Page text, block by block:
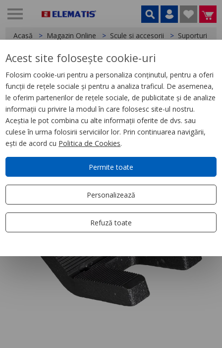
Acasă Magazin Online Scule si accesorii Suporturi și
< Suporturi și bancuri de lucru
Fălci din neopren pentru
suportul pentru țevi
MILWAUKEE®
Acest site folosește cookie-uri
Folosim cookie-uri pentru a personaliza conținutul, pentru a oferi
funcții de rețele sociale și pentru a analiza traficul. De asemenea,
le oferim partenerilor de rețele sociale, de publicitate și de analize
informații cu privire la modul în care folosesc site-ul nostru.
Aceștia le pot combina cu alte informații oferite de dvs. sau
culese în urma folosirii serviciilor lor. Prin continuarea navigării,
ești de acord cu Politica de Cookies.
Permite toate
Personalizează
Refuză toate